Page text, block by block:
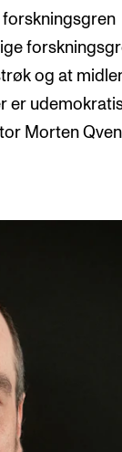
forskningsgren
og at
er
Morten